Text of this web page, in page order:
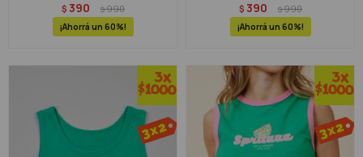
$ 390 $990
60
$ 390 $990
60